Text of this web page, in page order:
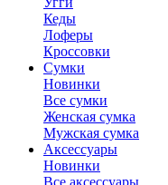
Кеды
Лоферы
Кроссовки
Сумки
Новинки
Все сумки
Женская сумка
Мужская сумка
Аксессуары
Новинки
Все аксессуары